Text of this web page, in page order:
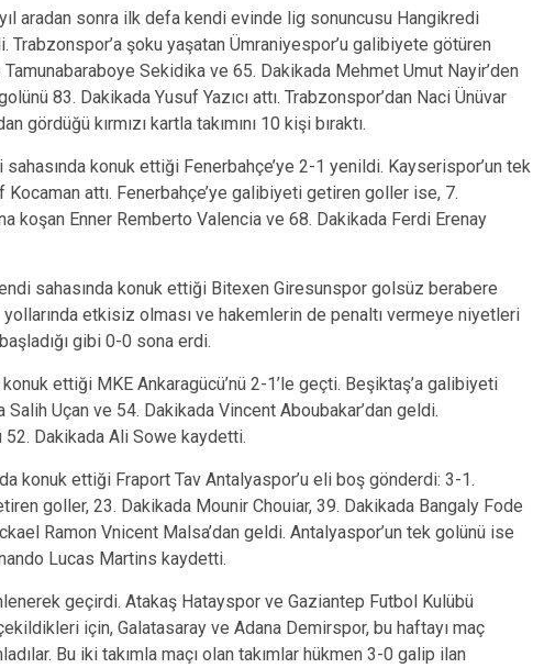
aradan sonra ilk defa kendi evinde lig sonuncusu Hangikredi
Trabzonspor’a şoku yaşatan Ümraniyespor’u galibiyete götüren
Sekidika ve 65. Dakikada Mehmet Umut Nayir’den
83. Dakikada Yusuf Yazıcı attı. Trabzonspor’dan Naci Ünüvar
gördüğü kırmızı kartla takımını 10 kişi bıraktı.
konuk ettiği Fenerbahçe’ye 2-1 yenildi. Kayserispor’un tek
attı. Fenerbahçe’ye galibiyeti getiren goller ise, 7.
koşan Enner Remberto Valencia ve 68. Dakikada Ferdi Erenay
sahasında konuk ettiği Bitexen Giresunspor golsüz berabere
yollarında etkisiz olması ve hakemlerin de penaltı vermeye niyetleri
gibi 0-0 sona erdi.
ettiği MKE Ankaragücü’nü 2-1’le geçti. Beşiktaş’a galibiyeti
Uçan ve 54. Dakikada Vincent Aboubakar’dan geldi.
52. Dakikada Ali Sowe kaydetti.
konuk ettiği Fraport Tav Antalyaspor’u eli boş gönderdi: 3-1.
goller, 23. Dakikada Mounir Chouiar, 39. Dakikada Bangaly Fode
Ramon Vnicent Malsa’dan geldi. Antalyaspor’un tek golünü ise
Lucas Martins kaydetti.
geçirdi. Atakaş Hatayspor ve Gaziantep Futbol Kulübü
için, Galatasaray ve Adana Demirspor, bu haftayı maç
Bu iki takımla maçı olan takımlar hükmen 3-0 galip ilan